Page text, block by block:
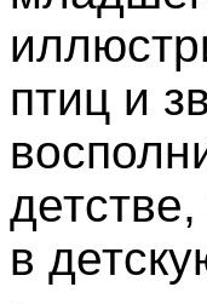
птиц и
в